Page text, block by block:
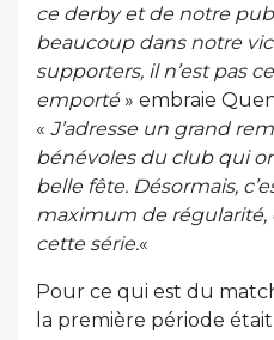
ce derby et de notre
beaucoup dans notre
supporters, il n’est pas
emporté» embraie
« J’adresse un grand
bénévoles du club qui
belle fête. Désormais,
maximum de régularité,
cette série.«
Pour ce qui est du
la première période